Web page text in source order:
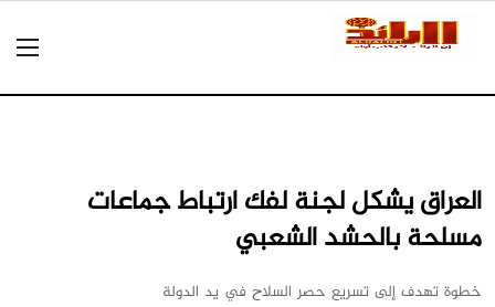
العراق يشكل لجنة لفك ارتباط جماعات
مسلحة بالحشد الشعبي
خطوة تهدف إلى تسريع حصر السلاح في يد الدولة